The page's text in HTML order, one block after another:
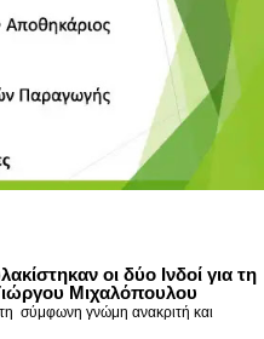
οι δύο Ινδοί για τη
Μιχαλόπουλου
σύμφωνη γνώμη ανακριτή και